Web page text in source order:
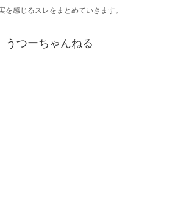
を感じるスレをまとめていきます。
うつーちゃんねる